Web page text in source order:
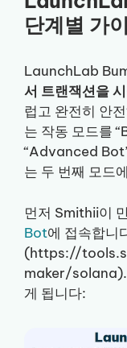
단계별 가
LaunchLab
서 트랜잭션을
럽고 완전히 안
는 작동 모드를
“Advanced
는 두 번째 모드
먼저 Smithii이
Bot에 접속합니
(https://
maker/solana).
게 됩니다: